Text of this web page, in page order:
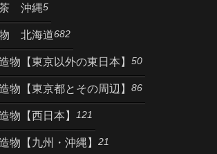
沖縄5
北海道682
物【東京以外の東日本】 50
物【東京都とその周辺】 86
物【西日本】 121
物【九州・沖縄】 21